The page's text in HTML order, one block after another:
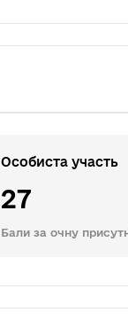
Особиста участь
27
Бали за очну